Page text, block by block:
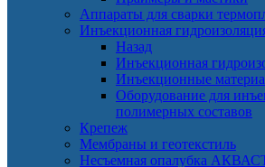
Аппараты для сварки
Инъекционная
Назад
Инъекционная
Инъекционные
Оборудование для
полимерных составов
Крепеж
Мембраны и геотекстиль
Несъемная опалубка